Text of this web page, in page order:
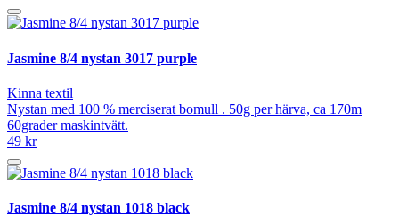
Jasmine 8/4 nystan 3017 purple
Kinna textil
Nystan med 100 % merciserat bomull . 50g per härva, ca 170m
60grader maskintvätt.
49 kr
Jasmine 8/4 nystan 1018 black